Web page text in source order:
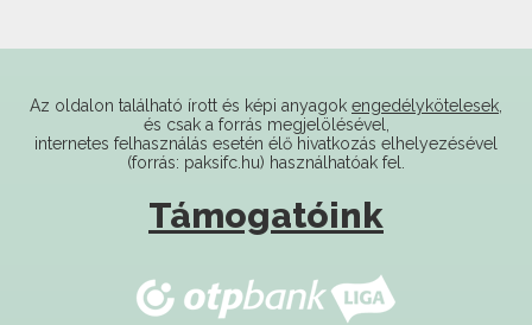
internetes felhasználás esetén élő hivatkozás elhelyezésével
(forrás: paksifc.hu) használhatóak fel.
Támogatóink